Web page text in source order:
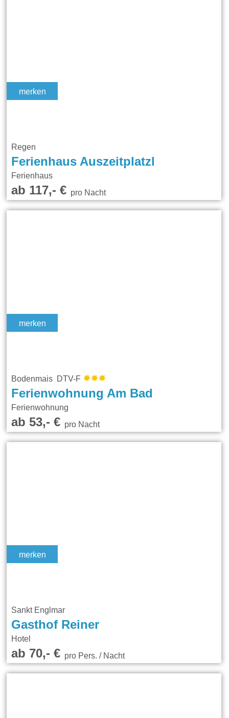
merken
Regen
Ferienhaus Auszeitplatzl
Ferienhaus
ab 117,- €pro Nacht
merken
Bodenmais DTV-F
Ferienwohnung Am Bad
Ferienwohnung
ab 53,- €pro Nacht
merken
Sankt Englmar
Gasthof Reiner
Hotel
ab 70,- €pro Pers. / Nacht